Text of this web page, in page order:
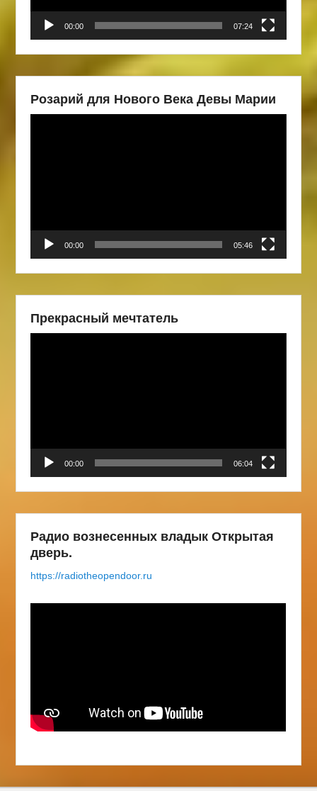
00:00 07:24
Розарий для Нового Века Девы Марии
00:00 05:46
Прекрасный мечтатель
00:00 06:04
Радио вознесенных владык Открытая
дверь.
https://radiotheopendoor.ru